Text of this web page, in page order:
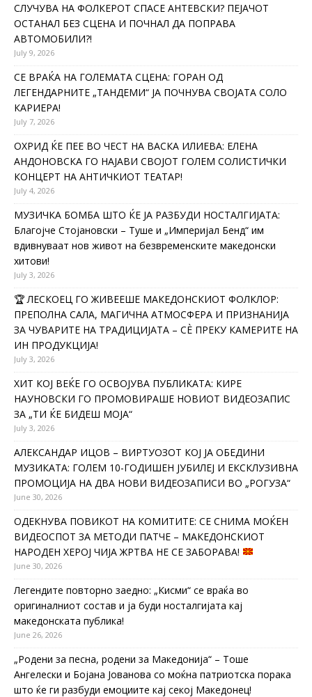
СЛУЧУВА НА ФОЛКЕРОТ СПАСЕ АНТЕВСКИ? ПЕЈАЧОТ
ОСТАНАЛ БЕЗ СЦЕНА И ПОЧНАЛ ДА ПОПРАВА
АВТОМОБИЛИ?!
July 9, 2026
СЕ ВРАЌА НА ГОЛЕМАТА СЦЕНА: ГОРАН ОД
ЛЕГЕНДАРНИТЕ „ТАНДЕМИ“ ЈА ПОЧНУВА СВОЈАТА СОЛО
КАРИЕРА!
July 7, 2026
ОХРИД ЌЕ ПЕЕ ВО ЧЕСТ НА ВАСКА ИЛИЕВА: ЕЛЕНА
АНДОНОВСКА ГО НАЈАВИ СВОЈОТ ГОЛЕМ СОЛИСТИЧКИ
КОНЦЕРТ НА АНТИЧКИОТ ТЕАТАР!
July 4, 2026
МУЗИЧКА БОМБА ШТО ЌЕ ЈА РАЗБУДИ НОСТАЛГИЈАТА:
Благојче Стојановски – Туше и „Империјал Бенд“ им
вдивнуваат нов живот на безвременските македонски
хитови!
July 3, 2026
🏆 ЛЕСКОЕЦ ГО ЖИВЕЕШЕ МАКЕДОНСКИОТ ФОЛКЛОР:
ПРЕПОЛНА САЛА, МАГИЧНА АТМОСФЕРА И ПРИЗНАНИЈА
ЗА ЧУВАРИТЕ НА ТРАДИЦИЈАТА – СÈ ПРЕКУ КАМЕРИТЕ НА
ИН ПРОДУКЦИЈА!
July 3, 2026
ХИТ КОЈ ВЕЌЕ ГО ОСВОЈУВА ПУБЛИКАТА: КИРЕ
НАУНОВСКИ ГО ПРОМОВИРАШЕ НОВИОТ ВИДЕОЗАПИС
ЗА „ТИ ЌЕ БИДЕШ МОЈА“
July 3, 2026
АЛЕКСАНДАР ИЦОВ – ВИРТУОЗОТ КОЈ ЈА ОБЕДИНИ
МУЗИКАТА: ГОЛЕМ 10-ГОДИШЕН ЈУБИЛЕЈ И ЕКСКЛУЗИВНА
ПРОМОЦИЈА НА ДВА НОВИ ВИДЕОЗАПИСИ ВО „РОГУЗА“
June 30, 2026
ОДЕКНУВА ПОВИКОТ НА КОМИТИТЕ: СЕ СНИМА МОЌЕН
ВИДЕОСПОТ ЗА МЕТОДИ ПАТЧЕ – МАКЕДОНСКИОТ
НАРОДЕН ХЕРОЈ ЧИЈА ЖРТВА НЕ СЕ ЗАБОРАВА!
June 30, 2026
Легендите повторно заедно: „Кисми“ се враќа во
оригиналниот состав и ја буди носталгијата кај
македонската публика!
June 26, 2026
„Родени за песна, родени за Македонија“ – Тоше
Ангелески и Бојана Јованова со моќна патриотска порака
што ќе ги разбуди емоциите кај секој Македонец!